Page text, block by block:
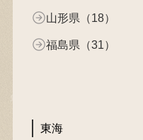
山形県（18）
福島県（31）
東海